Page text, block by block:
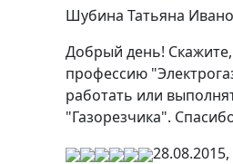
Шубина Татьяна
Добрый день!
профессию
работать или
"Газорезчика".